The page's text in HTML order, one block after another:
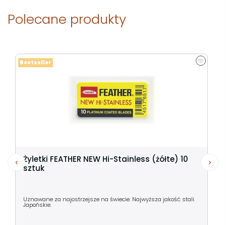
Polecane produkty
Żyletki FEATHER NEW Hi-Stainless (żółte) 10
sztuk
Uznawane za najostrzejsze na świecie. Najwyższa jakość stali.
Japońskie.
Bestseller